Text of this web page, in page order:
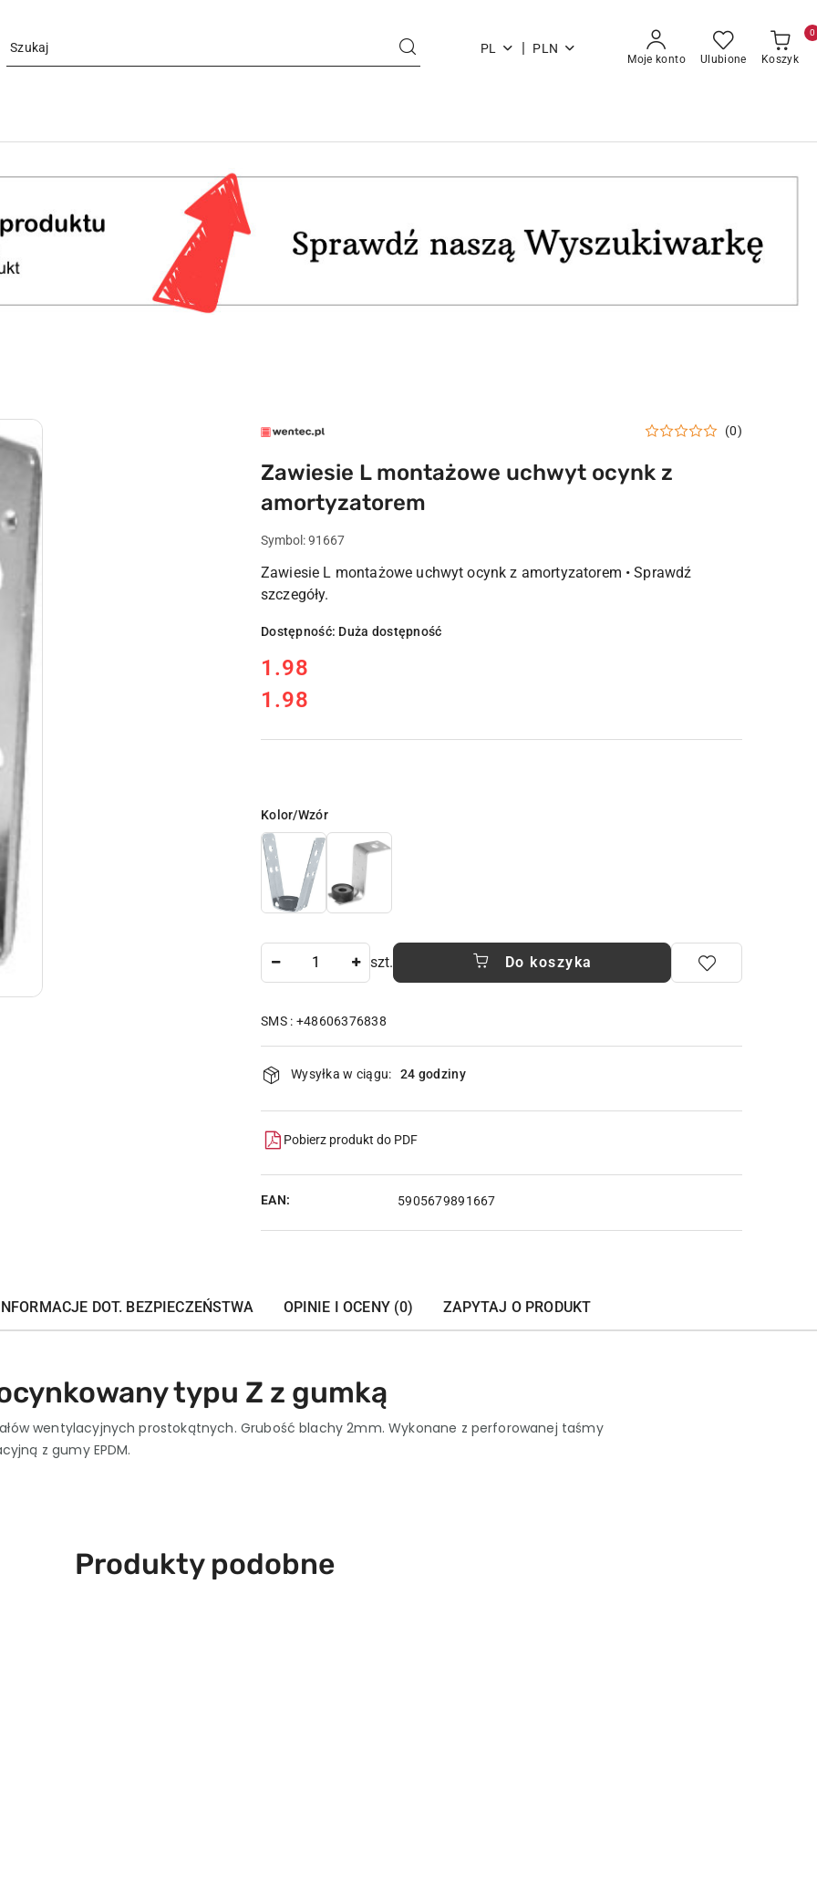
PL | PLN
Moje konto Ulubione Koszyk
0
LOGO
WENTEC.PL
(0)
Zawiesie L montażowe uchwyt ocynk z
amortyzatorem
Symbol:91667
Zawiesie L montażowe uchwyt ocynk z amortyzatorem • Sprawdź
szczegóły.
Dostępność: Duża dostępność
cena:
1.98
Cena:
1.98
Wariant
Kolor/Wzór
szt. Do koszyka
SMS : +48606376838
Dostępność
i
dostawa
Wysyłka w ciągu: 24 godziny
Pobierz produkt do PDF
EAN: 5905679891667
DOT. BEZPIECZEŃSTWA OPINIE I OCENY (0) ZAPYTAJ O PRODUKT
typu Z z gumką
wentylacyjnych prostokątnych. Grubość blachy 2mm. Wykonane z perforowanej taśmy
z gumy EPDM.
Produkty
Produkty podobne